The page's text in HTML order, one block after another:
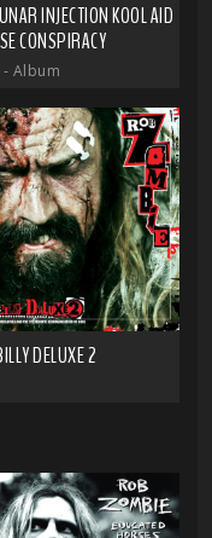
INJECTION KOOL AID
CONSPIRACY
- Album
DELUXE 2